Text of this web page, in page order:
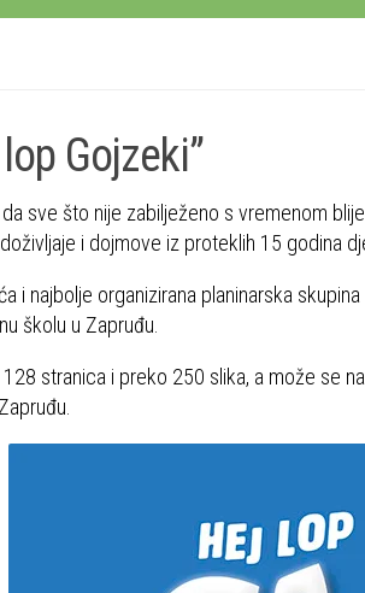
Gojzeki”
sve što nije zabilježeno s vremenom
i dojmove iz proteklih 15 godina
i najbolje organizirana planinarska
školu u Zapruđu.
128 stranica i preko 250 slika, a može se